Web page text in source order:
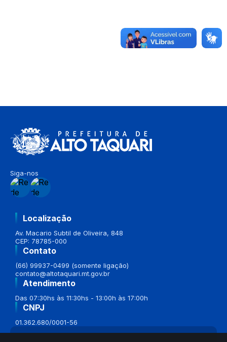
Siga-nos
Localização
Av. Macario Subtil de Oliveira, 848
CEP: 78785-000
Contato
(66) 99937-0499 (somente ligação)
contato@altotaquari.mt.gov.br
Atendimento
Das 07:30hs às 11:30hs - 13:00h às 17:00h
CNPJ
01.362.680/0001-56